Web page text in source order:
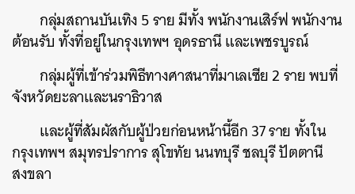
กลุ่มสถานบันเทิง 5 ราย มีทั้ง พนักงานเสิร์ฟ พนักงาน
ต้อนรับ ทั้งที่อยู่ในกรุงเทพฯ อุดรธานี และเพชรบูรณ์
กลุ่มผู้ที่เข้าร่วมพิธีทางศาสนาที่มาเลเซีย 2 ราย พบที่
จังหวัดยะลาและนราธิวาส
และผู้ที่สัมผัสกับผู้ป่วยก่อนหน้านี้อีก 37 ราย ทั้งใน
กรุงเทพฯ สมุทรปราการ สุโขทัย นนทบุรี ชลบุรี ปัตตานี
สงขลา